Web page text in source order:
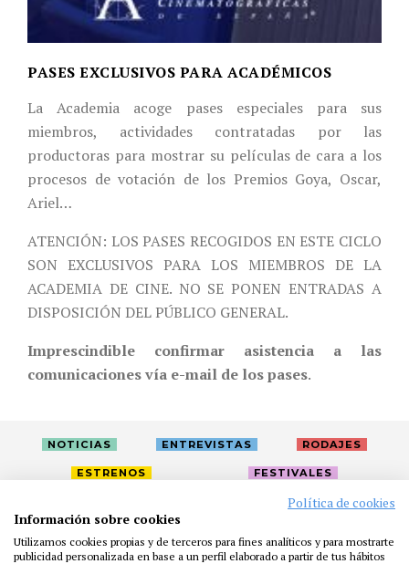
PASES EXCLUSIVOS PARA ACADÉMICOS
La Academia acoge pases especiales para sus
miembros, actividades contratadas por las
productoras para mostrar su películas de cara a los
procesos de votación de los Premios Goya, Oscar,
Ariel…
ATENCIÓN: LOS PASES RECOGIDOS EN ESTE CICLO
SON EXCLUSIVOS PARA LOS MIEMBROS DE LA
ACADEMIA DE CINE. NO SE PONEN ENTRADAS A
DISPOSICIÓN DEL PÚBLICO GENERAL.
Imprescindible confirmar asistencia a las
comunicaciones vía e-mail de los pases.
NOTICIAS ENTREVISTAS RODAJES
ESTRENOS FESTIVALES
PRENSA
FUNDACIÓN RESIDENCIAS AYUDAS
Política de cookies
Información sobre cookies
Utilizamos cookies propias y de terceros para fines analíticos y para mostrarte
publicidad personalizada en base a un perfil elaborado a partir de tus hábitos